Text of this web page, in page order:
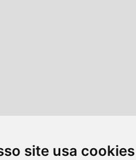
site usa cookies